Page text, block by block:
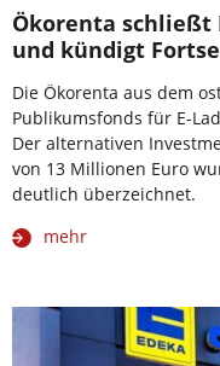
Ökorenta schließt
und kündigt
Die Ökorenta aus dem
Publikumsfonds für E-
Der alternativen
von 13 Millionen Euro
deutlich überzeichnet.
mehr